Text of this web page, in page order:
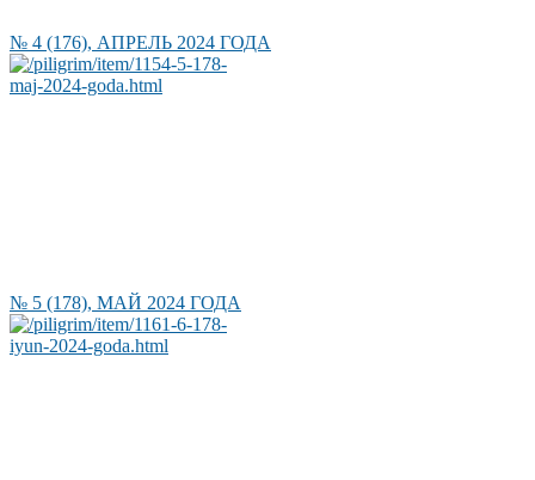
№ 4 (176), АПРЕЛЬ 2024 ГОДА
№ 5 (178), МАЙ 2024 ГОДА